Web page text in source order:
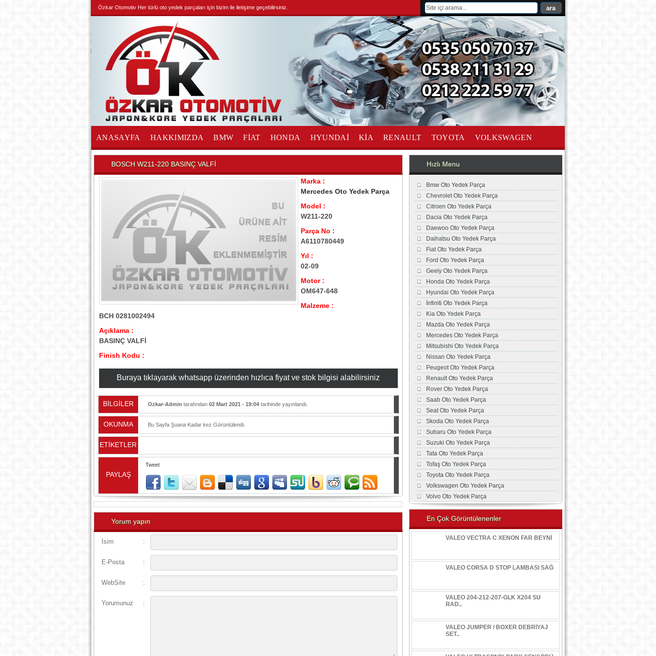
Özkar Otomotiv Her türlü oto yedek parçaları için bizim ile iletişime geçebilirsiniz.
ANASAYFA HAKKIMIZDA BMW FİAT HONDA HYUNDAİ KİA RENAULT TOYOTA VOLKSWAGEN
İLETİŞİM
BOSCH W211-220 BASINÇ VALFİ
Marka :
Mercedes Oto Yedek Parça
Model :
W211-220
Parça No :
A6110780449
Yıl :
02-09
Motor :
OM647-648
Malzeme :
BCH 0281002494
Açıklama :
BASINÇ VALFİ
Finish Kodu :
Buraya tıklayarak whatsapp üzerinden hızlıca fiyat ve stok bilgisi alabilirsiniz
BİLGİLER Ozkar-Admin tarafından 02 Mart 2021 - 19:04tarihinde yayınlandı.
OKUNMA Bu Sayfa Şuana Kadar kez Görüntülendi.
ETİKETLER
PAYLAŞ
Tweet
Yorum yapın
İsim :
E-Posta :
WebSite :
Yorumunuz :
Hızlı Menu
Bmw Oto Yedek Parça
Chevrolet Oto Yedek Parça
Citroen Oto Yedek Parça
Dacia Oto Yedek Parça
Daewoo Oto Yedek Parça
Daihatsu Oto Yedek Parça
Fiat Oto Yedek Parça
Ford Oto Yedek Parça
Geely Oto Yedek Parça
Honda Oto Yedek Parça
Hyundai Oto Yedek Parça
İnfiniti Oto Yedek Parça
Kia Oto Yedek Parça
Mazda Oto Yedek Parça
Mercedes Oto Yedek Parça
Mitsubishi Oto Yedek Parça
Nissan Oto Yedek Parça
Peugeot Oto Yedek Parça
Renault Oto Yedek Parça
Rover Oto Yedek Parça
Saab Oto Yedek Parça
Seat Oto Yedek Parça
Skoda Oto Yedek Parça
Subaru Oto Yedek Parça
Suzuki Oto Yedek Parça
Tata Oto Yedek Parça
Tofaş Oto Yedek Parça
Toyota Oto Yedek Parça
Volkswagen Oto Yedek Parça
Volvo Oto Yedek Parça
En Çok Görüntülenenler
VALEO VECTRA C XENON FAR BEYNİ
VALEO CORSA D STOP LAMBASI SAĞ
VALEO 204-212-207-GLK X204 SU
RAD..
VALEO JUMPER / BOXER DEBRİYAJ
SET..